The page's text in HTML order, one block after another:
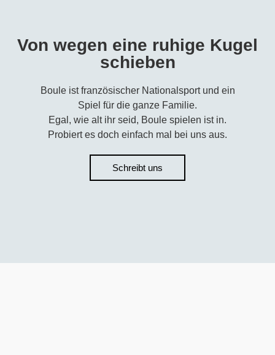
Von wegen eine ruhige Kugel
schieben
Boule ist französischer Nationalsport und ein
Spiel für die ganze Familie.
Egal, wie alt ihr seid, Boule spielen ist in.
Probiert es doch einfach mal bei uns aus.
Schreibt uns